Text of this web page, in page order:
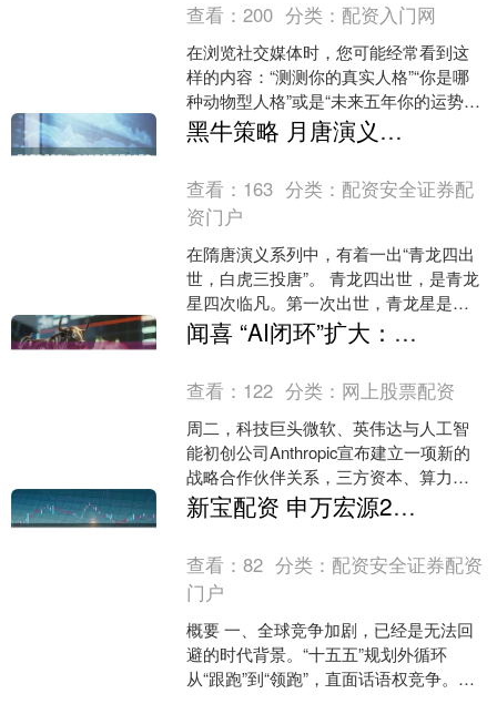
查看：200 分类： 配资入门网
在浏览社交媒体时，您可能经常看到这
样的内容：“测测你的真实人格”“你是哪
种动物型人格”或是“未来五年你的运势如
何”。这些看似有趣无害的性格测试、运
势分析小游戏，....
黑牛策略 月唐演义：绝龙岗五虎星逼死青龙星安禄山，白虎星之外还有谁？
查看： 163 分类： 配资安全证券配
资门户
在隋唐演义系列中，有着一出“青龙四出
世，白虎三投唐”。 青龙四出世，是青龙
星四次临凡。第一次出世，青龙星是大
隋第十八好汉赤发灵官单雄信；第二次
出世，青龙星投到东....
闻喜 “AI闭环”扩大：英伟达、微软联手150亿美元投资Anthropic，“OpenAI对手”的估值已达3500亿美元
查看： 122 分类： 网上股票配资
周二，科技巨头微软、英伟达与人工智
能初创公司Anthropic宣布建立一项新的
战略合作伙伴关系，三方资本、算力与
模型相互绑定，形成了一个紧密的“AI联
盟”。 根....
新宝配资 申万宏源2026年A股策略：“科技牛”春季“阶段性高点”，“全面牛”或下半年启动
查看：82 分类： 配资安全证券配资
门户
概要 一、全球竞争加剧，已经是无法回
避的时代背景。“十五五”规划外循环
从“跟跑”到“领跑”，直面话语权竞争。A